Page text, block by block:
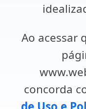
Ao acessar
concorda